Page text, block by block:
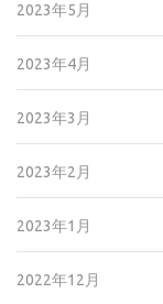
2023年5月
2023年4月
2023年3月
2023年2月
2023年1月
2022年12月